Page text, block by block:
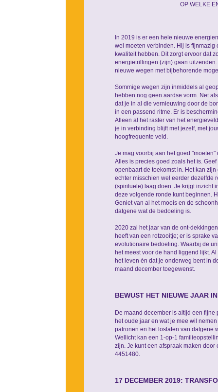
OP WELKE
In 2019 is er een hele nieuwe
wel moeten verbinden. Hij is
kwaliteit hebben. Dit zorgt ervoor dat
energietrillingen (zijn) gaan
nieuwe wegen met bijbehorende
Sommige wegen zijn inmiddels al
hebben nog geen aardse vorm. Net
dat je in al die vernieuwing door de
in een passend ritme. Er is
Alleen al het raster van het
je in verbinding blijft met jezelf, met
hoogfrequente veld.
Je mag voorbij aan het goed
Alles is precies goed zoals het is.
openbaart de toekomst in. Het kan
echter misschien wel eerder dezelfde
(spirituele) laag doen. Je krijgt inzicht
deze volgende ronde kunt beginnen.
Geniet van al het moois en de
datgene wat de bedoeling is.
2020 zal het jaar van de ont-
heeft van een rotzooitje; er is sprake
evolutionaire bedoeling. Waarbij de
het meest voor de hand liggend lijkt.
het leven én dat je onderweg bent in
maand december toegewenst.
BEWUST HET NIEUWE JAAR
De maand december is altijd een
het oude jaar en wat je mee wil
patronen en het loslaten van datgene
Wellicht kan een 1-op-1
zijn. Je kunt een afspraak maken
4451480.
17 DECEMBER 2019: